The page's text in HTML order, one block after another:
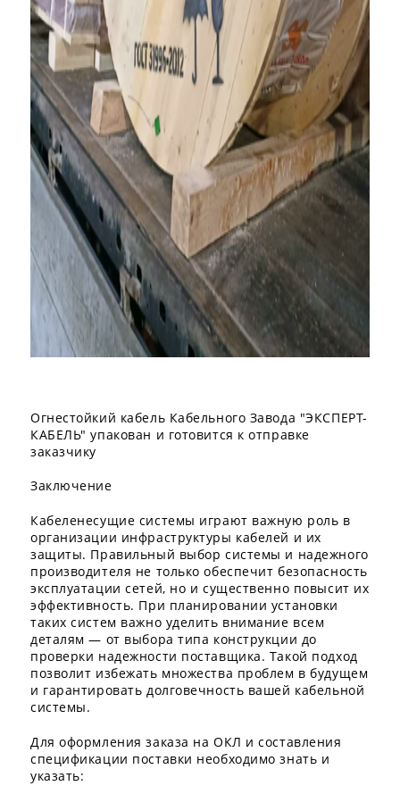
Огнестойкий кабель Кабельного Завода "ЭКСПЕРТ-
КАБЕЛЬ" упакован и готовится к отправке
заказчику
Заключение
Кабеленесущие системы играют важную роль в
организации инфраструктуры кабелей и их
защиты. Правильный выбор системы и надежного
производителя не только обеспечит безопасность
эксплуатации сетей, но и существенно повысит их
эффективность. При планировании установки
таких систем важно уделить внимание всем
деталям — от выбора типа конструкции до
проверки надежности поставщика. Такой подход
позволит избежать множества проблем в будущем
и гарантировать долговечность вашей кабельной
системы.
Для оформления заказа на ОКЛ и составления
спецификации поставки необходимо знать и
указать: